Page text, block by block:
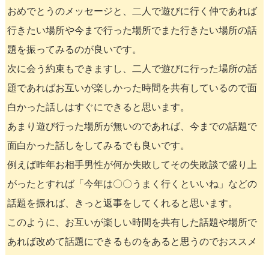
おめでとうのメッセージと、二人で遊びに行く仲であれば
行きたい場所や今まで行った場所でまた行きたい場所の話
題を振ってみるのが良いです。
次に会う約束もできますし、二人で遊びに行った場所の話
題であればお互いが楽しかった時間を共有しているので面
白かった話しはすぐにできると思います。
あまり遊び行った場所が無いのであれば、今までの話題で
面白かった話しをしてみるでも良いです。
例えば昨年お相手男性が何か失敗してその失敗談で盛り上
がったとすれば「今年は〇〇うまく行くといいね」などの
話題を振れば、きっと返事をしてくれると思います。
このように、お互いが楽しい時間を共有した話題や場所で
あれば改めて話題にできるものをあると思うのでおススメ